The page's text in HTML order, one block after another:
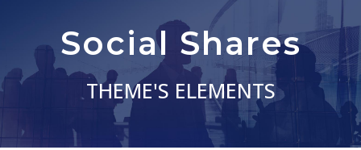
Social Shares
THEME'S ELEMENTS